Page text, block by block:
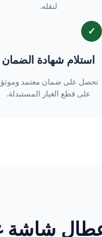
لنقله.
✓
استلام شهادة الضمان
تحصل على ضمان معتمد
على قطع الغيار المستبدلة.
شاشة